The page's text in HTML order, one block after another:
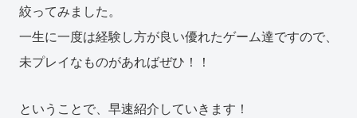
絞ってみました。
一生に一度は経験し方が良い優れたゲーム達ですので、
未プレイなものがあればぜひ！！
ということで、早速紹介していきます！